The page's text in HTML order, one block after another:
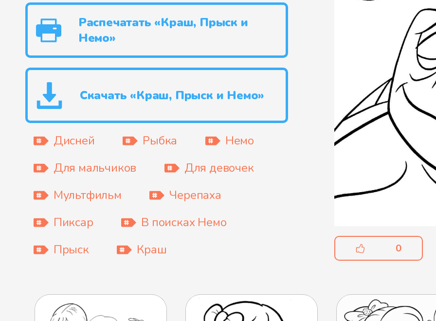
0
Распечатать «Краш, Прыск и
Немо»
Скачать «Краш, Прыск и Немо»
Дисней Рыбка
Немо
Для мальчиков
Для девочек
Мультфильм
Черепаха
Пиксар
В поисках Немо
Прыск
Краш